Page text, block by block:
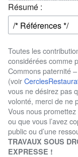
Résumé :
Toutes les
considérées comme
Commons paternité
(voir
vous ne désirez pas
volonté, merci de ne
Vous nous
ou que vous l’avez
public ou d’une
TRAVAUX SOUS
EXPRESSE !